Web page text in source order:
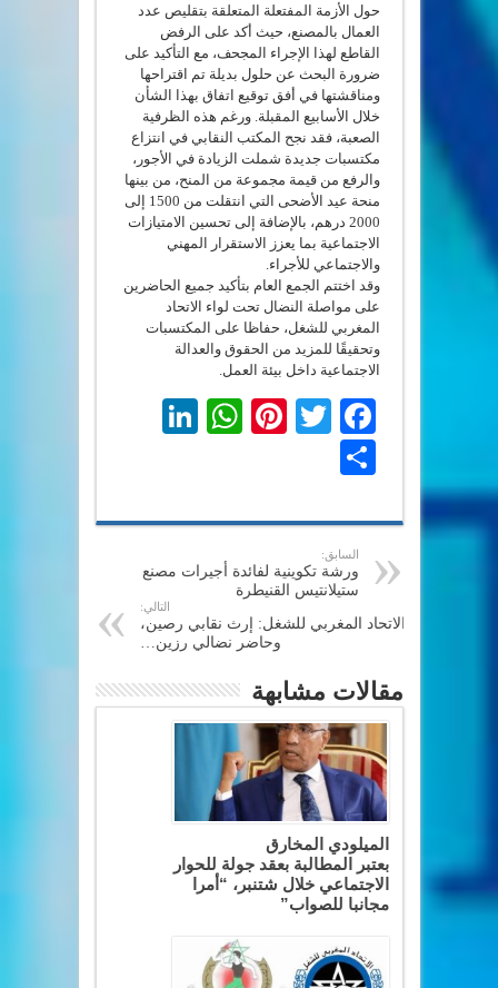
حول الأزمة المفتعلة المتعلقة بتقليص عدد
العمال بالمصنع، حيث أكد على الرفض
القاطع لهذا الإجراء المجحف، مع التأكيد على
ضرورة البحث عن حلول بديلة تم اقتراحها
ومناقشتها في أفق توقيع اتفاق بهذا الشأن
خلال الأسابيع المقبلة. ورغم هذه الظرفية
الصعبة، فقد نجح المكتب النقابي في انتزاع
مكتسبات جديدة شملت الزيادة في الأجور،
والرفع من قيمة مجموعة من المنح، من بينها
منحة عيد الأضحى التي انتقلت من 1500 إلى
2000 درهم، بالإضافة إلى تحسين الامتيازات
الاجتماعية بما يعزز الاستقرار المهني
والاجتماعي للأجراء.
وقد اختتم الجمع العام بتأكيد جميع الحاضرين
على مواصلة النضال تحت لواء الاتحاد
المغربي للشغل، حفاظا على المكتسبات
وتحقيقًا للمزيد من الحقوق والعدالة
الاجتماعية داخل بيئة العمل.
Facebook
Twitter
Pinterest
WhatsApp
السابق:
ورشة تكوينية لفائدة أجيرات مصنع
ستيلانتيس القنيطرة
التالي:
الاتحاد المغربي للشغل: إرث نقابي رصين،
وحاضر نضالي رزين…
مقالات مشابهة
الميلودي المخارق
بعتبر المطالبة بعقد جولة للحوار
الاجتماعي خلال شتنبر، “أمرا
مجانبا للصواب”